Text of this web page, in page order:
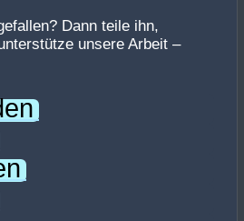
Dann teile ihn,
unsere Arbeit –